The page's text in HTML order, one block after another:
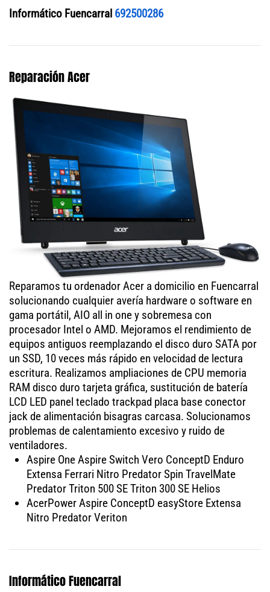
Informático Fuencarral 692500286
Reparación Acer
Reparamos tu ordenador Acer a domicilio en Fuencarral
solucionando cualquier avería hardware o software en
gama portátil, AIO all in one y sobremesa con
procesador Intel o AMD. Mejoramos el rendimiento de
equipos antiguos reemplazando el disco duro SATA por
un SSD, 10 veces más rápido en velocidad de lectura
escritura. Realizamos ampliaciones de CPU memoria
RAM disco duro tarjeta gráfica, sustitución de batería
LCD LED panel teclado trackpad placa base conector
jack de alimentación bisagras carcasa. Solucionamos
problemas de calentamiento excesivo y ruido de
ventiladores.
Aspire One Aspire Switch Vero ConceptD Enduro
Extensa Ferrari Nitro Predator Spin TravelMate
Predator Triton 500 SE Triton 300 SE Helios
AcerPower Aspire ConceptD easyStore Extensa
Nitro Predator Veriton
Informático Fuencarral